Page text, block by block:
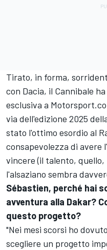
Tirato, in forma,
con Dacia, il Cannibale
esclusiva a
via dell'edizione 2025
stato l'ottimo esordio al
consapevolezza di avere
vincere (il talento, quello,
l'alsaziano sembra
Sébastien, perché hai
avventura alla Dakar?
questo progetto?
"Nei mesi scorsi ho
scegliere un progetto